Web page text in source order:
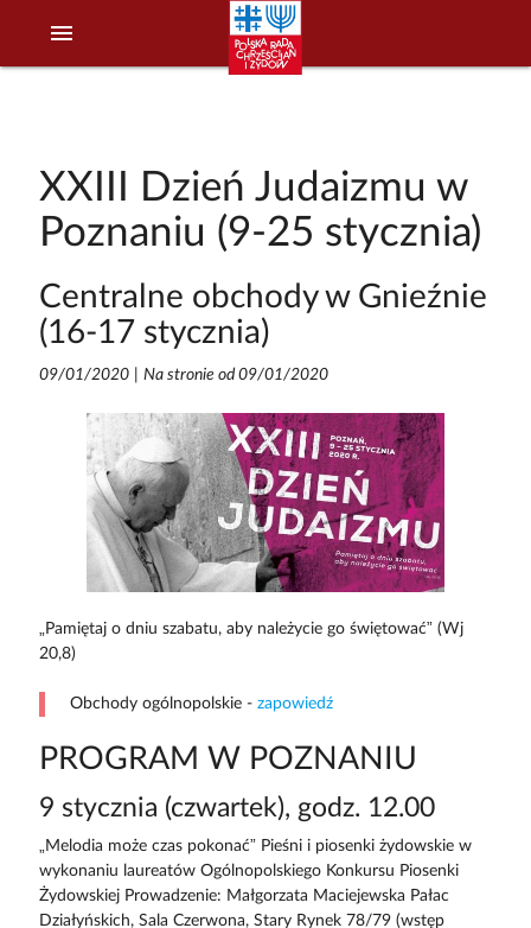
menu
XXIII Dzień Judaizmu w
Poznaniu (9-25 stycznia)
Centralne obchody w Gnieźnie
(16-17 stycznia)
09/01/2020| Na stronie od 09/01/2020
„Pamiętaj o dniu szabatu, aby należycie go świętować” (Wj
20,8)
Obchody ogólnopolskie - zapowiedź
PROGRAM W POZNANIU
9 stycznia (czwartek), godz. 12.00
„Melodia może czas pokonać” Pieśni i piosenki żydowskie w
wykonaniu laureatów Ogólnopolskiego Konkursu Piosenki
Żydowskiej Prowadzenie: Małgorzata Maciejewska Pałac
Działyńskich, Sala Czerwona, Stary Rynek 78/79 (wstęp